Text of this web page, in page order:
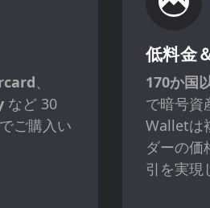
、
など 30
ご購入い
低料金
170か国
で暗号資
Walletは
ダーの価
引を実現